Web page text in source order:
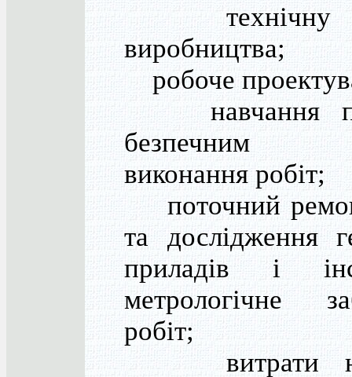
технічну
виробництва;
робоче
навчання
безпечним
виконання робіт;
поточний
та дослідження
приладів і
метрологічне
робіт;
витрати на